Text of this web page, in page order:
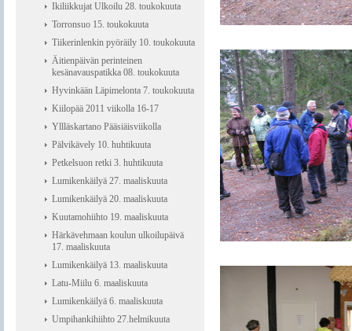
Ikiliikkujat Ulkoilu 28. toukokuuta
Torronsuo 15. toukokuuta
Tiikerinlenkin pyöräily 10. toukokuuta
Äitienpäivän perinteinen
kesänavauspatikka 08. toukokuuta
Hyvinkään Läpimelonta 7. toukokuuta
Kiilopää 2011 viikolla 16-17
Yllläskartano Pääsiäisviikolla
Pälvikävely 10. huhtikuuta
Petkelsuon retki 3. huhtikuuta
Lumikenkäilyä 27. maaliskuuta
Lumikenkäilyä 20. maaliskuuta
Kuutamohiihto 19. maaliskuuta
Härkävehmaan koulun ulkoilupäivä
17. maaliskuuta
Lumikenkäilyä 13. maaliskuuta
Latu-Miilu 6. maaliskuuta
Lumikenkäilyä 6. maaliskuuta
Umpihankihiihto 27.helmikuuta